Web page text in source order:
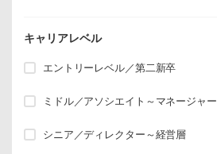
キャリアレベル
エントリーレベル／第二新卒
ミドル／アソシエイト～マネージャー
シニア／ディレクター～経営層